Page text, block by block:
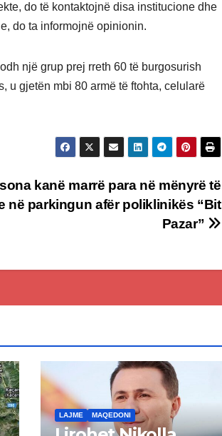
do të kontaktojnë disa institucione dhe
do ta informojnë opinionin.
një grup prej rreth 60 të burgosurish
u gjetën mbi 80 armë të ftohta, celularë
kanë marrë para në mënyrë të
në parkingun afër poliklinikës “Bit
Pazar”
LAJME MAQEDONI